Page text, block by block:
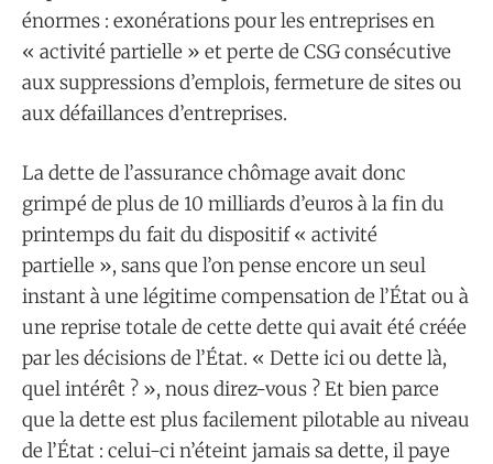
énormes : exonérations pour les entreprises en
« activité partielle » et perte de CSG consécutive
aux suppressions d’emplois, fermeture de sites ou
aux défaillances d’entreprises.
La dette de l’assurance chômage avait donc
grimpé de plus de 10 milliards d’euros à la fin du
printemps du fait du dispositif « activité
partielle », sans que l’on pense encore un seul
instant à une légitime compensation de l’État ou à
une reprise totale de cette dette qui avait été créée
par les décisions de l’État. « Dette ici ou dette là,
quel intérêt ? », nous direz-vous ? Et bien parce
que la dette est plus facilement pilotable au niveau
de l’État : celui-ci n’éteint jamais sa dette, il paye